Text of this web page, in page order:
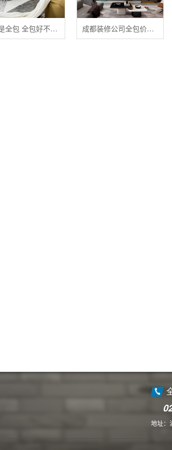
什么是全包 全包好不好 全包装修注意事项有哪些 成都装修公司全包价格 成都全包装修多少钱一平
地址：